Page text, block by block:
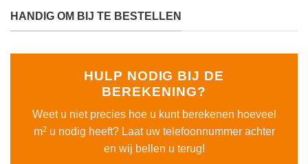
HANDIG OM BIJ TE BESTELLEN
HULP NODIG BIJ DE
BEREKENING?
Weet u niet precies hoe u kunt berekenen hoeveel
m2u nodig heeft? Laat uw telefoonnummer achter
en wij bellen u terug!